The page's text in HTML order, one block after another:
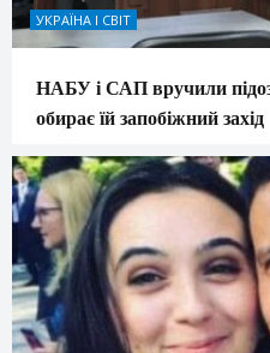
УКРАЇНА І СВІТ
НАБУ і САП вручили
обирає їй запобіжний захід